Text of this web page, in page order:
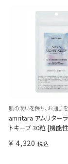
肌の潤いを保ち、お通じ
amritara アムリター
トキープ 30粒 [機能
¥ 4,320 税込